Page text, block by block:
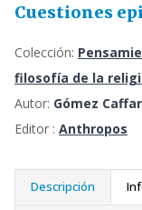
Cuestiones
Colección:
filosofía de la
Autor: Gómez
Editor : Anthropos
Descripción